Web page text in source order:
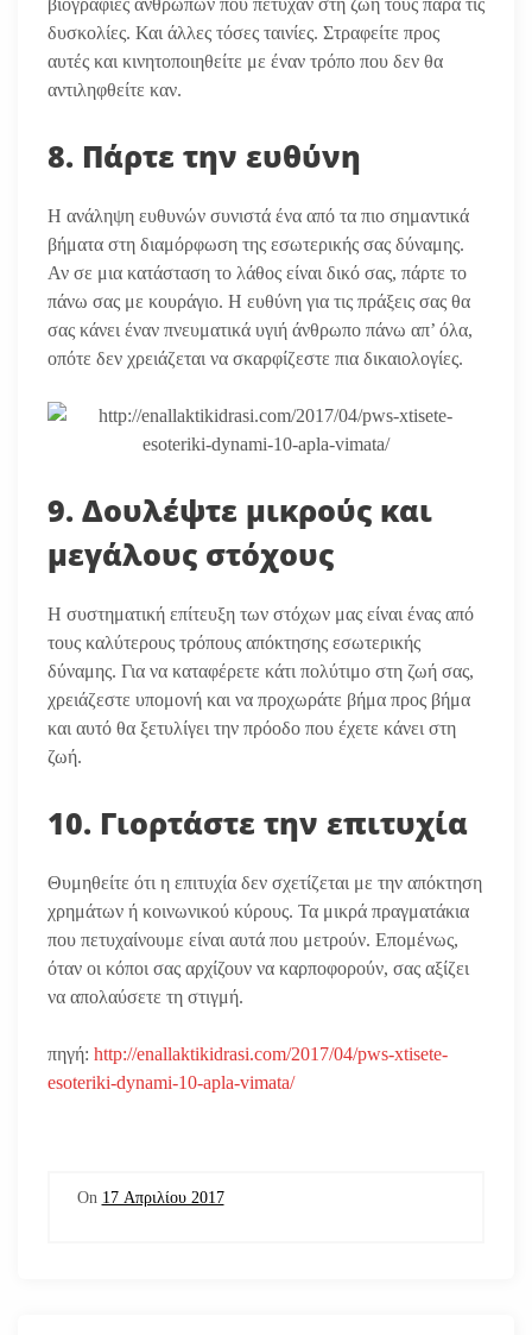
βιογραφίες ανθρώπων που πέτυχαν στη ζωή τους παρά τις
δυσκολίες. Και άλλες τόσες ταινίες. Στραφείτε προς
αυτές και κινητοποιηθείτε με έναν τρόπο που δεν θα
αντιληφθείτε καν.
8. Πάρτε την ευθύνη
Η ανάληψη ευθυνών συνιστά ένα από τα πιο σημαντικά
βήματα στη διαμόρφωση της εσωτερικής σας δύναμης.
Αν σε μια κατάσταση το λάθος είναι δικό σας, πάρτε το
πάνω σας με κουράγιο. Η ευθύνη για τις πράξεις σας θα
σας κάνει έναν πνευματικά υγιή άνθρωπο πάνω απ’ όλα,
οπότε δεν χρειάζεται να σκαρφίζεστε πια δικαιολογίες.
9. Δουλέψτε μικρούς και
μεγάλους στόχους
Η συστηματική επίτευξη των στόχων μας είναι ένας από
τους καλύτερους τρόπους απόκτησης εσωτερικής
δύναμης. Για να καταφέρετε κάτι πολύτιμο στη ζωή σας,
χρειάζεστε υπομονή και να προχωράτε βήμα προς βήμα
και αυτό θα ξετυλίγει την πρόοδο που έχετε κάνει στη
ζωή.
10. Γιορτάστε την επιτυχία
Θυμηθείτε ότι η επιτυχία δεν σχετίζεται με την απόκτηση
χρημάτων ή κοινωνικού κύρους. Τα μικρά πραγματάκια
που πετυχαίνουμε είναι αυτά που μετρούν. Επομένως,
όταν οι κόποι σας αρχίζουν να καρποφορούν, σας αξίζει
να απολαύσετε τη στιγμή.
πηγή: http://enallaktikidrasi.com/2017/04/pws-xtisete-
esoteriki-dynami-10-apla-vimata/
On 17 Απριλίου 2017